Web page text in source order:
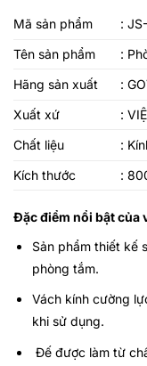
Mã sản phẩm
:
Tên sản phẩm
:
Hãng sản xuất
:
Xuất xứ
:
Chất liệu
:
Kích thước
:
Đặc điểm nổi bật của
Sản phẩm thiết kế
phòng tắm.
Vách kính cường
khi sử dụng.
Đế được làm từ